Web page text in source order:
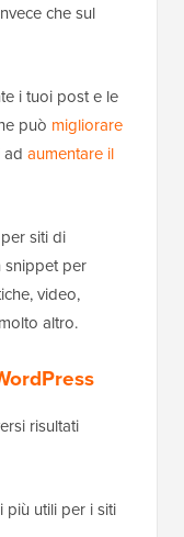
che sul
i tuoi post e le
può migliorare
ad aumentare il
siti di
snippet per
video,
altro.
risultati
più utili per i siti